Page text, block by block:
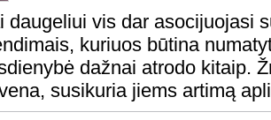
daugeliui vis dar asocijuojasi
kuriuos būtina
dažnai atrodo kitaip.
susikuria jiems artimą